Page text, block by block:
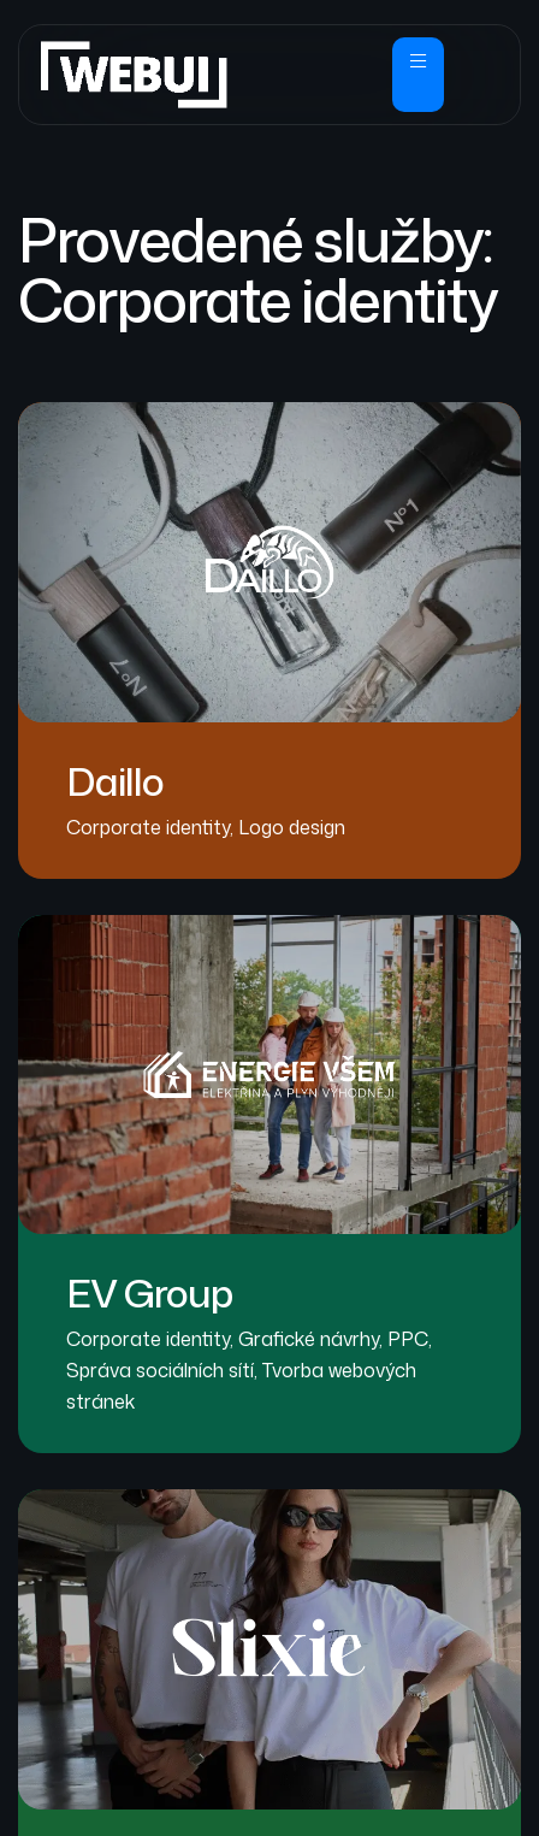
Provedené služby:
Corporate identity
Daillo
Corporate identity, Logo design
EV Group
Corporate identity, Grafické návrhy, PPC,
Správa sociálních sítí, Tvorba webových
stránek